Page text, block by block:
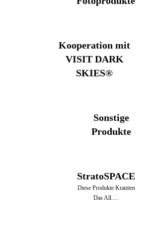
Kooperation mit
VISIT DARK
SKIES®
Sonstige
Produkte
StratoSPACE
Diese Produkte Kratzten
Das All.…